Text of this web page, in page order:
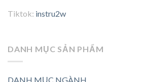
Tiktok: instru2w
DANH MỤC SẢN PHẨM
DANH MỤC NGÀNH